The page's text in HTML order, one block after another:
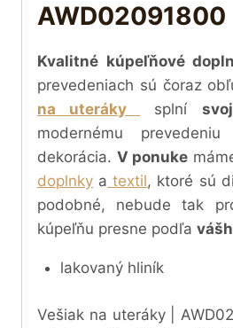
AWD02091800
Kvalitné kúpeľňové
prevedeniach sú čoraz
na uteráky
splní
modernému
dekorácia. V ponuke
doplnky a textil, ktoré sú
podobné, nebude tak
kúpeľňu presne podľa
lakovaný hliník
Vešiak na uteráky |